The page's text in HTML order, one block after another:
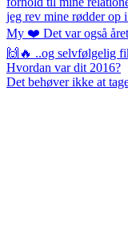
Det behøver ikke at